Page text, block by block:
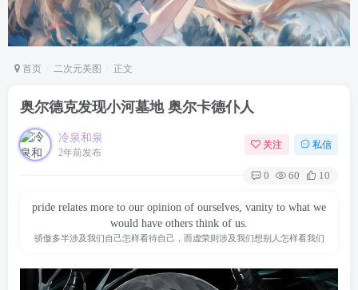
首页 二次元美图 正文
奥尔德克发现小河墓地 奥尔卡德仆人
冷泉和泉
2年前发布
关注 私信
0 60 10
pride relates more to our opinion of ourselves, vanity to what we
would have others think of us.
骄傲多半涉及我们自己怎样看待自己，而虚荣则涉及我们想别人怎样看我们